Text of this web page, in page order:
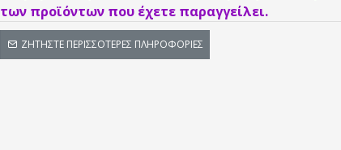
ΖΗΤΉΣΤΕ ΠΕΡΙΣΣΌΤΕΡΕΣ ΠΛΗΡΟΦΟΡΊΕΣ
των προϊόντων που έχετε παραγγείλει.